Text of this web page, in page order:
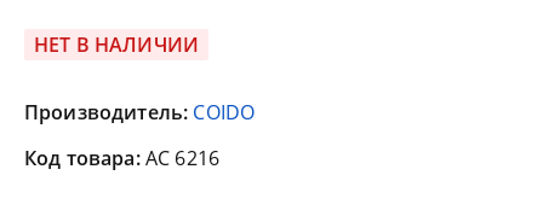
НЕТ В НАЛИЧИИ
Производитель: COIDO
Код товара:AC 6216